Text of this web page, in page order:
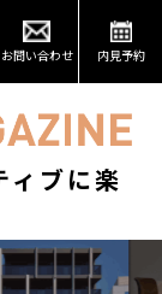
お問い合わせ 内見予約
ィブに楽